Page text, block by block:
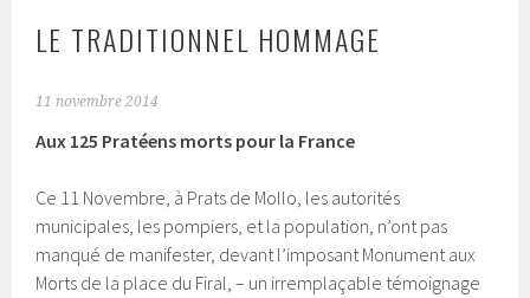
LE TRADITIONNEL HOMMAGE
11 novembre 2014
Aux 125 Pratéens morts pour la France
Ce 11 Novembre, à Prats de Mollo, les autorités
municipales, les pompiers, et la population, n’ont pas
manqué de manifester, devant l’imposant Monument aux
Morts de la place du Firal, – un irremplaçable témoignage